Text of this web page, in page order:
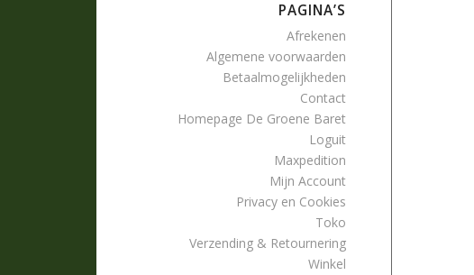
PAGINA’S
Afrekenen
Algemene voorwaarden
Betaalmogelijkheden
Contact
Homepage De Groene Baret
Loguit
Maxpedition
Mijn Account
Privacy en Cookies
Toko
Verzending & Retournering
Winkel